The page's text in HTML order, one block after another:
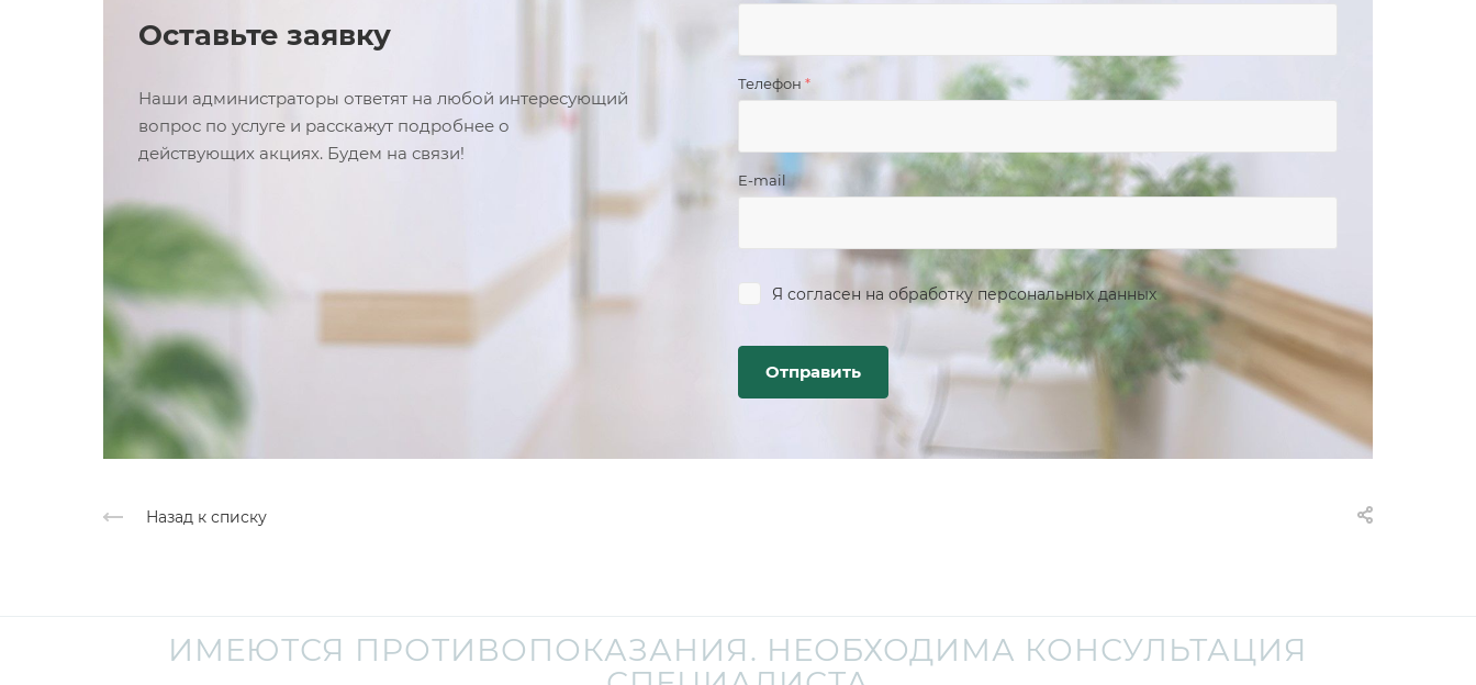
Оставьте заявку
Наши администраторы ответят на любой интересующий
вопрос по услуге и расскажут подробнее о
действующих акциях. Будем на связи!
Телефон *
E-mail
Я согласен на обработку персональных данных
Назад к списку
ИМЕЮТСЯ ПРОТИВОПОКАЗАНИЯ. НЕОБХОДИМА КОНСУЛЬТАЦИЯ